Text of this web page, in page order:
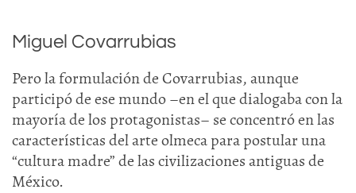
Miguel Covarrubias
Pero la formulación de Covarrubias, aunque
participó de ese mundo –en el que dialogaba con la
mayoría de los protagonistas– se concentró en las
características del arte olmeca para postular una
“cultura madre” de las civilizaciones antiguas de
México.